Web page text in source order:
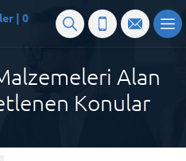
Alan
Konular